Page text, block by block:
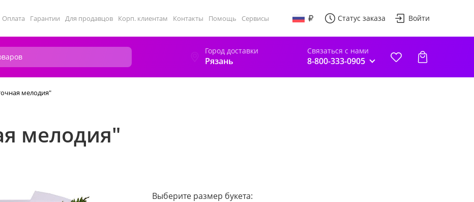
Оплата Гарантии Для продавцов Корп. клиентам Контакты Помощь Сервисы Статус заказа Войти
Город доставки
Рязань
Связаться с нами
8-800-333-0905
мелодия"
мелодия"
Выберите размер букета: